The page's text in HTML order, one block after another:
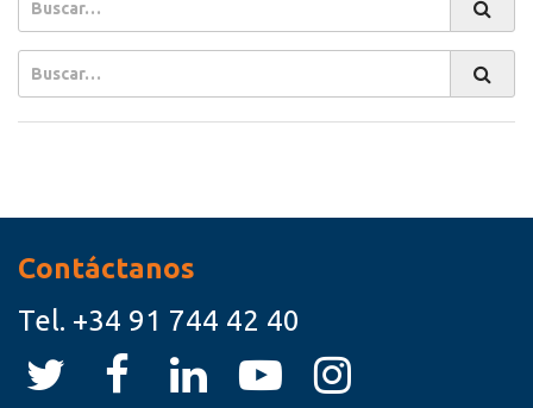
Contáctanos
Tel. +34 91 744 42 40